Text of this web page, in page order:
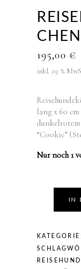
CHEN
195,00 €
inkl. 19 %
lang x 60
“Cookie”
Nur noch 1
IN